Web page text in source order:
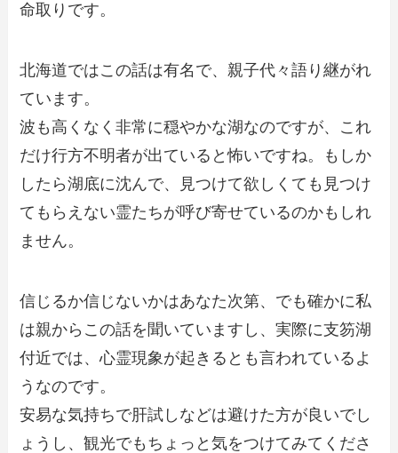
命取りです。
北海道ではこの話は有名で、親子代々語り継がれ
ています。
波も高くなく非常に穏やかな湖なのですが、これ
だけ行方不明者が出ていると怖いですね。もしか
したら湖底に沈んで、見つけて欲しくても見つけ
てもらえない霊たちが呼び寄せているのかもしれ
ません。
信じるか信じないかはあなた次第、でも確かに私
は親からこの話を聞いていますし、実際に支笏湖
付近では、心霊現象が起きるとも言われているよ
うなのです。
安易な気持ちで肝試しなどは避けた方が良いでし
ょうし、観光でもちょっと気をつけてみてくださ